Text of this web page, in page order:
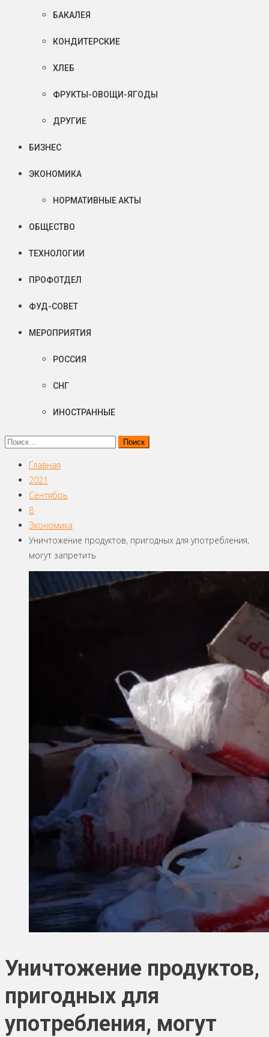
БАКАЛЕЯ
КОНДИТЕРСКИЕ
ХЛЕБ
ФРУКТЫ-ОВОЩИ-ЯГОДЫ
ДРУГИЕ
БИЗНЕС
ЭКОНОМИКА
НОРМАТИВНЫЕ АКТЫ
ОБЩЕСТВО
ТЕХНОЛОГИИ
ПРОФОТДЕЛ
ФУД-СОВЕТ
МЕРОПРИЯТИЯ
РОССИЯ
СНГ
ИНОСТРАННЫЕ
Найти:
Главная
2021
Сентябрь
8
Экономика
Уничтожение продуктов, пригодных для употребления,
могут запретить
Уничтожение продуктов,
пригодных для
употребления, могут